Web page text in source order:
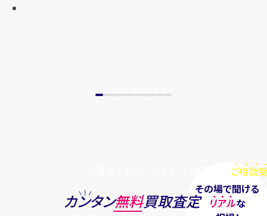
ご相談
その場で聞ける
リアルな
カンタン無料買取査定